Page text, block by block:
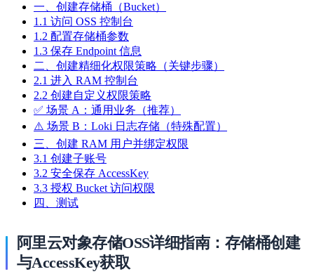
一、创建存储桶（Bucket）
1.1 访问 OSS 控制台
1.2 配置存储桶参数
1.3 保存 Endpoint 信息
二、创建精细化权限策略（关键步骤）
2.1 进入 RAM 控制台
2.2 创建自定义权限策略
✅ 场景 A：通用业务（推荐）
⚠️ 场景 B：Loki 日志存储（特殊配置）
三、创建 RAM 用户并绑定权限
3.1 创建子账号
3.2 安全保存 AccessKey
3.3 授权 Bucket 访问权限
四、测试
阿里云对象存储OSS详细指南：存储桶创建
与AccessKey获取